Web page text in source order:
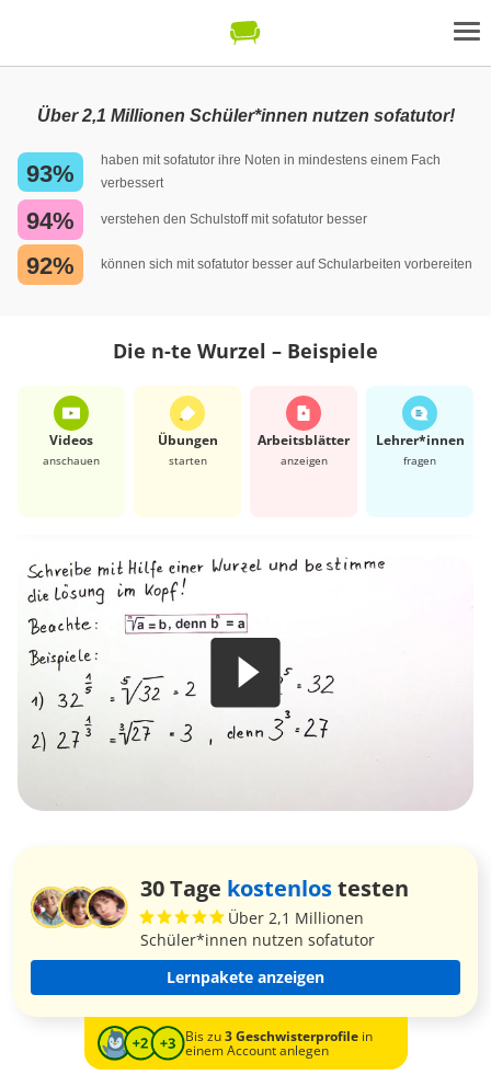
Über 2,1 Millionen Schüler*innen nutzen sofatutor!
93%
haben mit sofatutor ihre Noten in mindestens einem Fach
verbessert
94% verstehen den Schulstoff mit sofatutor besser
92% können sich mit sofatutor besser auf Schularbeiten vorbereiten
Die n-te Wurzel – Beispiele
Videos
anschauen
Übungen
starten
Arbeits­blätter
anzeigen
Lehrer*​innen
fragen
30 Tage kostenlostesten
Über 2,1 Millionen
Schüler*innen nutzen sofatutor
Lernpakete anzeigen
Bis zu3 Geschwisterprofilein
einem Account anlegen